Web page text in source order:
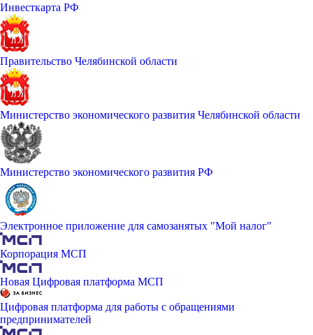
Инвесткарта РФ
Правительство Челябинской области
Министерство экономического развития Челябинской области
Министерство экономического развития РФ
Электронное приложение для самозанятых "Мой налог"
Корпорация МСП
Новая Цифровая платформа МСП
Цифровая платформа для работы с обращениями
предпринимателей